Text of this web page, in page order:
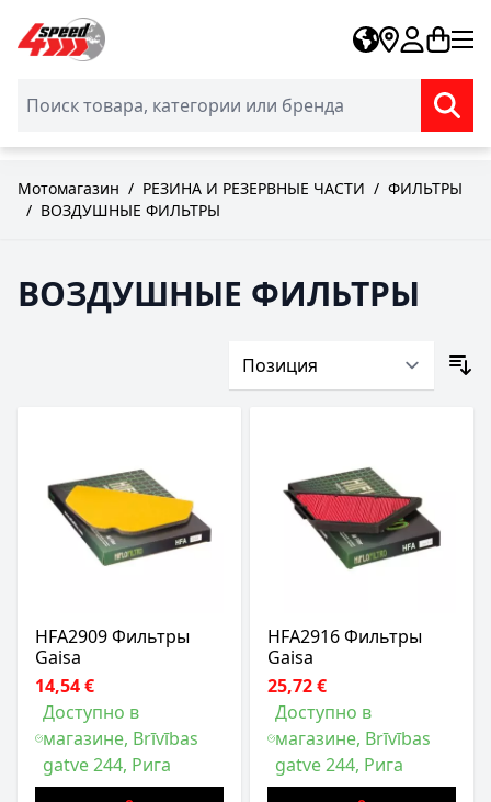
Skip to Content
Мотомагазин / РЕЗИНА И РЕЗЕРВНЫЕ ЧАСТИ / ФИЛЬТРЫ
/ ВОЗДУШНЫЕ ФИЛЬТРЫ
ВОЗДУШНЫЕ ФИЛЬТРЫ
HFA2909 Фильтры
Gaisa
14,54 €
Доступно в
магазине, Brīvības
gatve 244, Рига
HFA2916 Фильтры
Gaisa
25,72 €
Доступно в
магазине, Brīvības
gatve 244, Рига